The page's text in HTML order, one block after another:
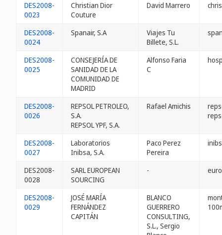
DES2008-
0023
Christian Dior
Couture
David Marrero
DES2008-
0024
Spanair, S.A
Viajes Tu
Billete, S.L.
DES2008-
0025
CONSEJERÍA DE
SANIDAD DE LA
COMUNIDAD DE
MADRID
Alfonso Faria
C
DES2008-
0026
REPSOL PETROLEO,
S.A.
REPSOL YPF, S.A.
Rafael Amichis
DES2008-
0027
Laboratorios
Inibsa, S.A.
Paco Perez
Pereira
DES2008-
0028
SARL EUROPEAN
SOURCING
-
DES2008-
0029
JOSÉ MARÍA
FERNÁNDEZ
CAPITÁN
BLANCO
GUERRERO
CONSULTING,
S.L., Sergio